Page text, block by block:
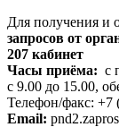
Для получения и
запросов от
207 кабинет
Часы приёма: с
с 9.00 до 15.00,
Телефон/факс: +7
Email: